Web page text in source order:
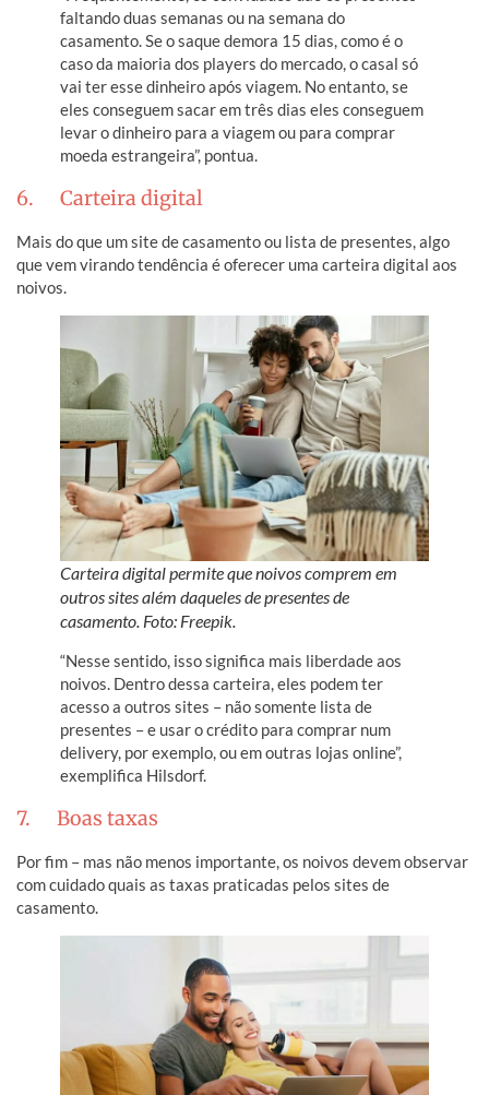
faltando duas semanas ou na semana do
casamento. Se o saque demora 15 dias, como é o
caso da maioria dos players do mercado, o casal só
vai ter esse dinheiro após viagem. No entanto, se
eles conseguem sacar em três dias eles conseguem
levar o dinheiro para a viagem ou para comprar
moeda estrangeira”, pontua.
6. Carteira digital
Mais do que um site de casamento ou lista de presentes, algo
que vem virando tendência é oferecer uma carteira digital aos
noivos.
Carteira digital permite que noivos comprem em
outros sites além daqueles de presentes de
casamento. Foto: Freepik.
“Nesse sentido, isso significa mais liberdade aos
noivos. Dentro dessa carteira, eles podem ter
acesso a outros sites – não somente lista de
presentes – e usar o crédito para comprar num
delivery, por exemplo, ou em outras lojas online”,
exemplifica Hilsdorf.
7. Boas taxas
Por fim – mas não menos importante, os noivos devem observar
com cuidado quais as taxas praticadas pelos sites de
casamento.